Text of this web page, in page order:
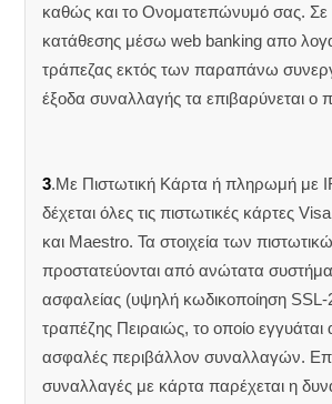
καθώς και το Ονοματεπώνυμό σας.
κατάθεσης μέσω web banking απο
τράπεζας εκτός των παραπάνω
έξοδα συναλλαγής τα επιβαρύνεται ο
3.Με Πιστωτική Κάρτα ή πληρωμή με
δέχεται όλες τις πιστωτικές κάρτες
και Maestro. Τα στοιχεία των
προστατεύονται από ανώτατα
ασφαλείας (υψηλή κωδικοποίηση SSL-
τραπέζης Πειραιώς, το οποίο εγγυάται
ασφαλές περιβάλλον συναλλαγών.
συναλλαγές με κάρτα παρέχεται η